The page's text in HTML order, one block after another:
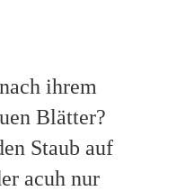
ihrem
Blätter?
Staub auf
acuh nur